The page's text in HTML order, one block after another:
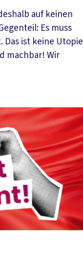
auf keinen
Es muss
Das ist keine Utopie
machbar! Wir